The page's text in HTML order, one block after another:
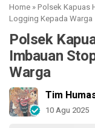
Home »Polsek Kapuas
Logging Kepada Warga
Polsek
Imbauan
Warga
Tim
10 Agu 2025